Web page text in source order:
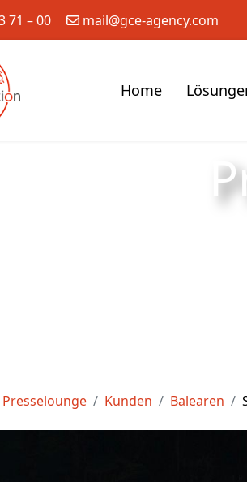
71 – 00 mail@gce-agency.com
Home
Presselounge Kunden Balearen